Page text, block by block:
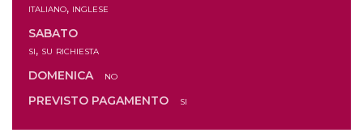
italiano, inglese
SABATO
si, su richiesta
DOMENICA
no
PREVISTO PAGAMENTO
si